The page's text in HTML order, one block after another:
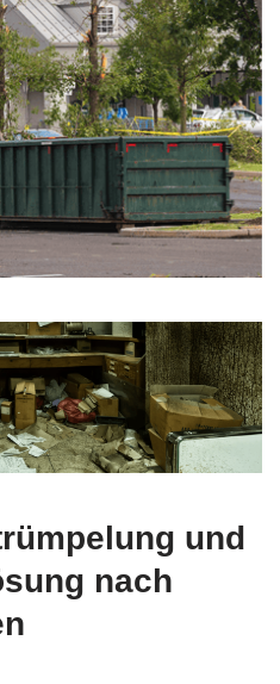
und
nach